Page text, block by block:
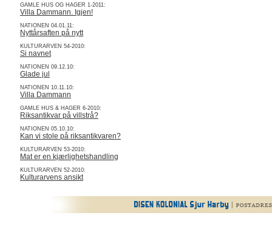
GAMLE HUS OG HAGER 1-2011:
Villa Dammann. Igjen!
NATIONEN 04.01.11:
Nyttårsaften på nytt
KULTURARVEN 54-2010:
Si navnet
NATIONEN 09.12.10:
Glade jul
NATIONEN 10.11.10:
Villa Dammann
GAMLE HUS & HAGER 6-2010:
Riksantikvar på villstrå?
NATIONEN 05.10.10:
Kan vi stole på riksantikvaren?
KULTURARVEN 53-2010:
Mat er en kjærlighetshandling
KULTURARVEN 52-2010:
Kulturarvens ansikt